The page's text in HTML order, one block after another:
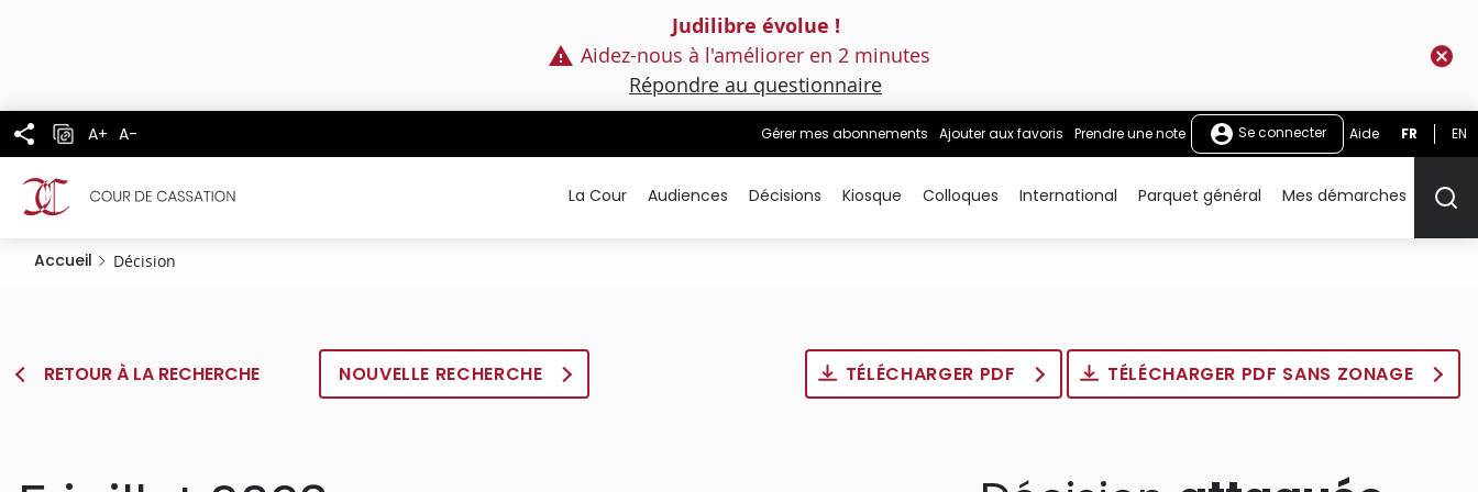
Judilibre évolue !
Aidez-nous à l'améliorer en 2 minutes
Répondre au questionnaire
A+ A- Gérer mes abonnements Ajouter aux favoris Prendre une note Se connecter Aide FR EN
La Cour Audiences Décisions Kiosque Colloques International Parquet général Mes démarches
Accueil Décision
RETOUR À LA RECHERCHE NOUVELLE RECHERCHE TÉLÉCHARGER PDF TÉLÉCHARGER PDF SANS ZONAGE